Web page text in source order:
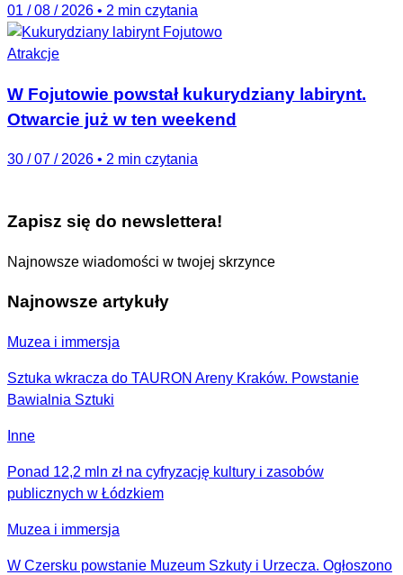
01 / 08 / 2026 • 2 min czytania
Atrakcje
W Fojutowie powstał kukurydziany labirynt.
Otwarcie już w ten weekend
30 / 07 / 2026 • 2 min czytania
Zapisz się do newslettera!
Najnowsze wiadomości w twojej skrzynce
Najnowsze artykuły
Muzea i immersja
Sztuka wkracza do TAURON Areny Kraków. Powstanie
Bawialnia Sztuki
Inne
Ponad 12,2 mln zł na cyfryzację kultury i zasobów
publicznych w Łódzkiem
Muzea i immersja
W Czersku powstanie Muzeum Szkuty i Urzecza. Ogłoszono